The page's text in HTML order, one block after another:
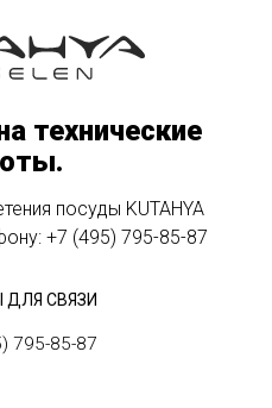
технические
посуды KUTAHYA
+7 (495) 795-85-87
ДЛЯ СВЯЗИ
795-85-87